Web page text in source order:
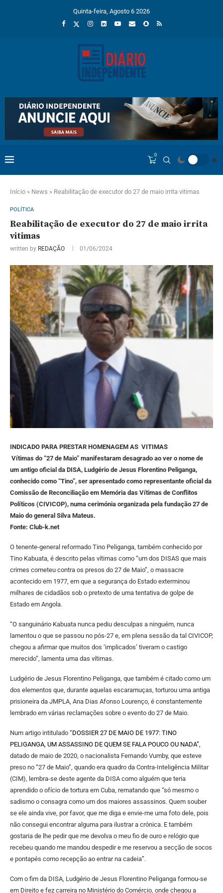
Quinta-feira, Agosto 6 2026
0
Início » News » Reabilitação de executor do 27 de maio irrita vitimas
POLÍTICA
Reabilitação de executor do 27 de maio irrita
vitimas
written by REDAÇÃO 01/06/2024
INDICADO PARA PRESTAR HOMENAGEM AS VITIMAS
Vítimas do “27 de Maio” manifestaram desagrado ao ver o nome de
um antigo oficial da DISA, Ludgério de Jesus Florentino Peliganga,
conhecido como “Tino”, ser apresentado como representante oficial da
Comissão de Reconciliação em Memória das Vítimas de Conflitos
Políticos (CIVICOP), numa cerimónia organizada pela fundação 27 de
Maio do general Silva Mateus.
Fonte: Club-k.net
O tenente-general reformado Tino Peliganga, também conhecido por
Tino Kabuata, é descrito pelas vítimas como “um dos DISAS que mais
crimes cometeu contra os presos do 27 de Maio”, o massacre
acontecido em 1977, em que a segurança do Estado exterminou
milhares de cidadãos sob o pretexto de uma tentativa de golpe de
Estado em Angola.
“O sanguinário Kabuata nunca pediu desculpas a ninguém, nunca
lamentou o que se passou no pós-27 e, em plena sessão da tal CIVICOP,
chegou a afirmar que muitos dos ‘implicados’ tiveram o castigo
merecido”, lamenta uma das vítimas.
Ludgério de Jesus Florentino Peliganga, que também é citado como um
dos elementos que, durante aquelas escaramuças, torturou uma antiga
prisioneira da JMPLA, Ana Dias Afonso Lourenço, é constantemente
lembrado em várias reclamações sobre o evento do 27 de Maio.
Num artigo intitulado “DOSSIER 27 DE MAIO DE 1977: TINO
PELIGANGA, UM ASSASSINO DE QUEM SE FALA POUCO OU NADA”,
datado de maio de 2020, o nacionalista Fernando Vumby, que esteve
preso no “27 de Maio”, quando era quadro da Contra-Inteligência Militar
(CIM), lembra-se deste agente da DISA como alguém que teria
aprendido o ofício de tortura em Cuba, rematando que “só mesmo o
sadismo o consagra como um dos maiores assassinos. Quem souber
se ele ainda vive, por favor, que me diga e envie-me uma foto dele, pois
não consegui encontrar alguma para ilustrar a crónica. E também
gostaria de lhe pedir que me devolva o meu fio de ouro e relógio que
recebeu quando me mandou despedir e me reservou a secção de socos
e pontapés como recepção ao entrar na cadeia”.
Com o fim da DISA, Ludgério de Jesus Florentino Peliganga formou-se
em Direito e fez carreira no Ministério do Comércio, onde chegou a